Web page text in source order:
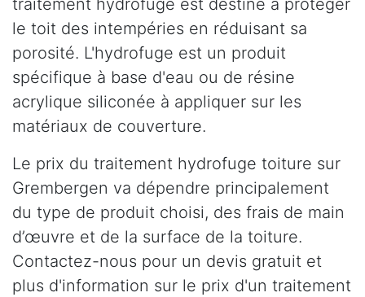
traitement hydrofuge est destiné à protéger
le toit des intempéries en réduisant sa
porosité. L'hydrofuge est un produit
spécifique à base d'eau ou de résine
acrylique siliconée à appliquer sur les
matériaux de couverture.
Le prix du traitement hydrofuge toiture sur
Grembergen va dépendre principalement
du type de produit choisi, des frais de main
d’œuvre et de la surface de la toiture.
Contactez-nous pour un devis gratuit et
plus d'information sur le prix d'un traitement